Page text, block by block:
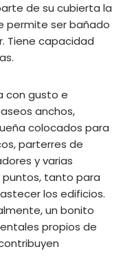
de su cubierta la
permite ser bañado
Tiene capacidad
con gusto e
anchos,
colocados para
parterres de
y varias
tanto para
los edificios.
un bonito
propios de